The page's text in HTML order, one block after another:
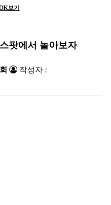
보기
팟에서 놀아보자
작성자 :